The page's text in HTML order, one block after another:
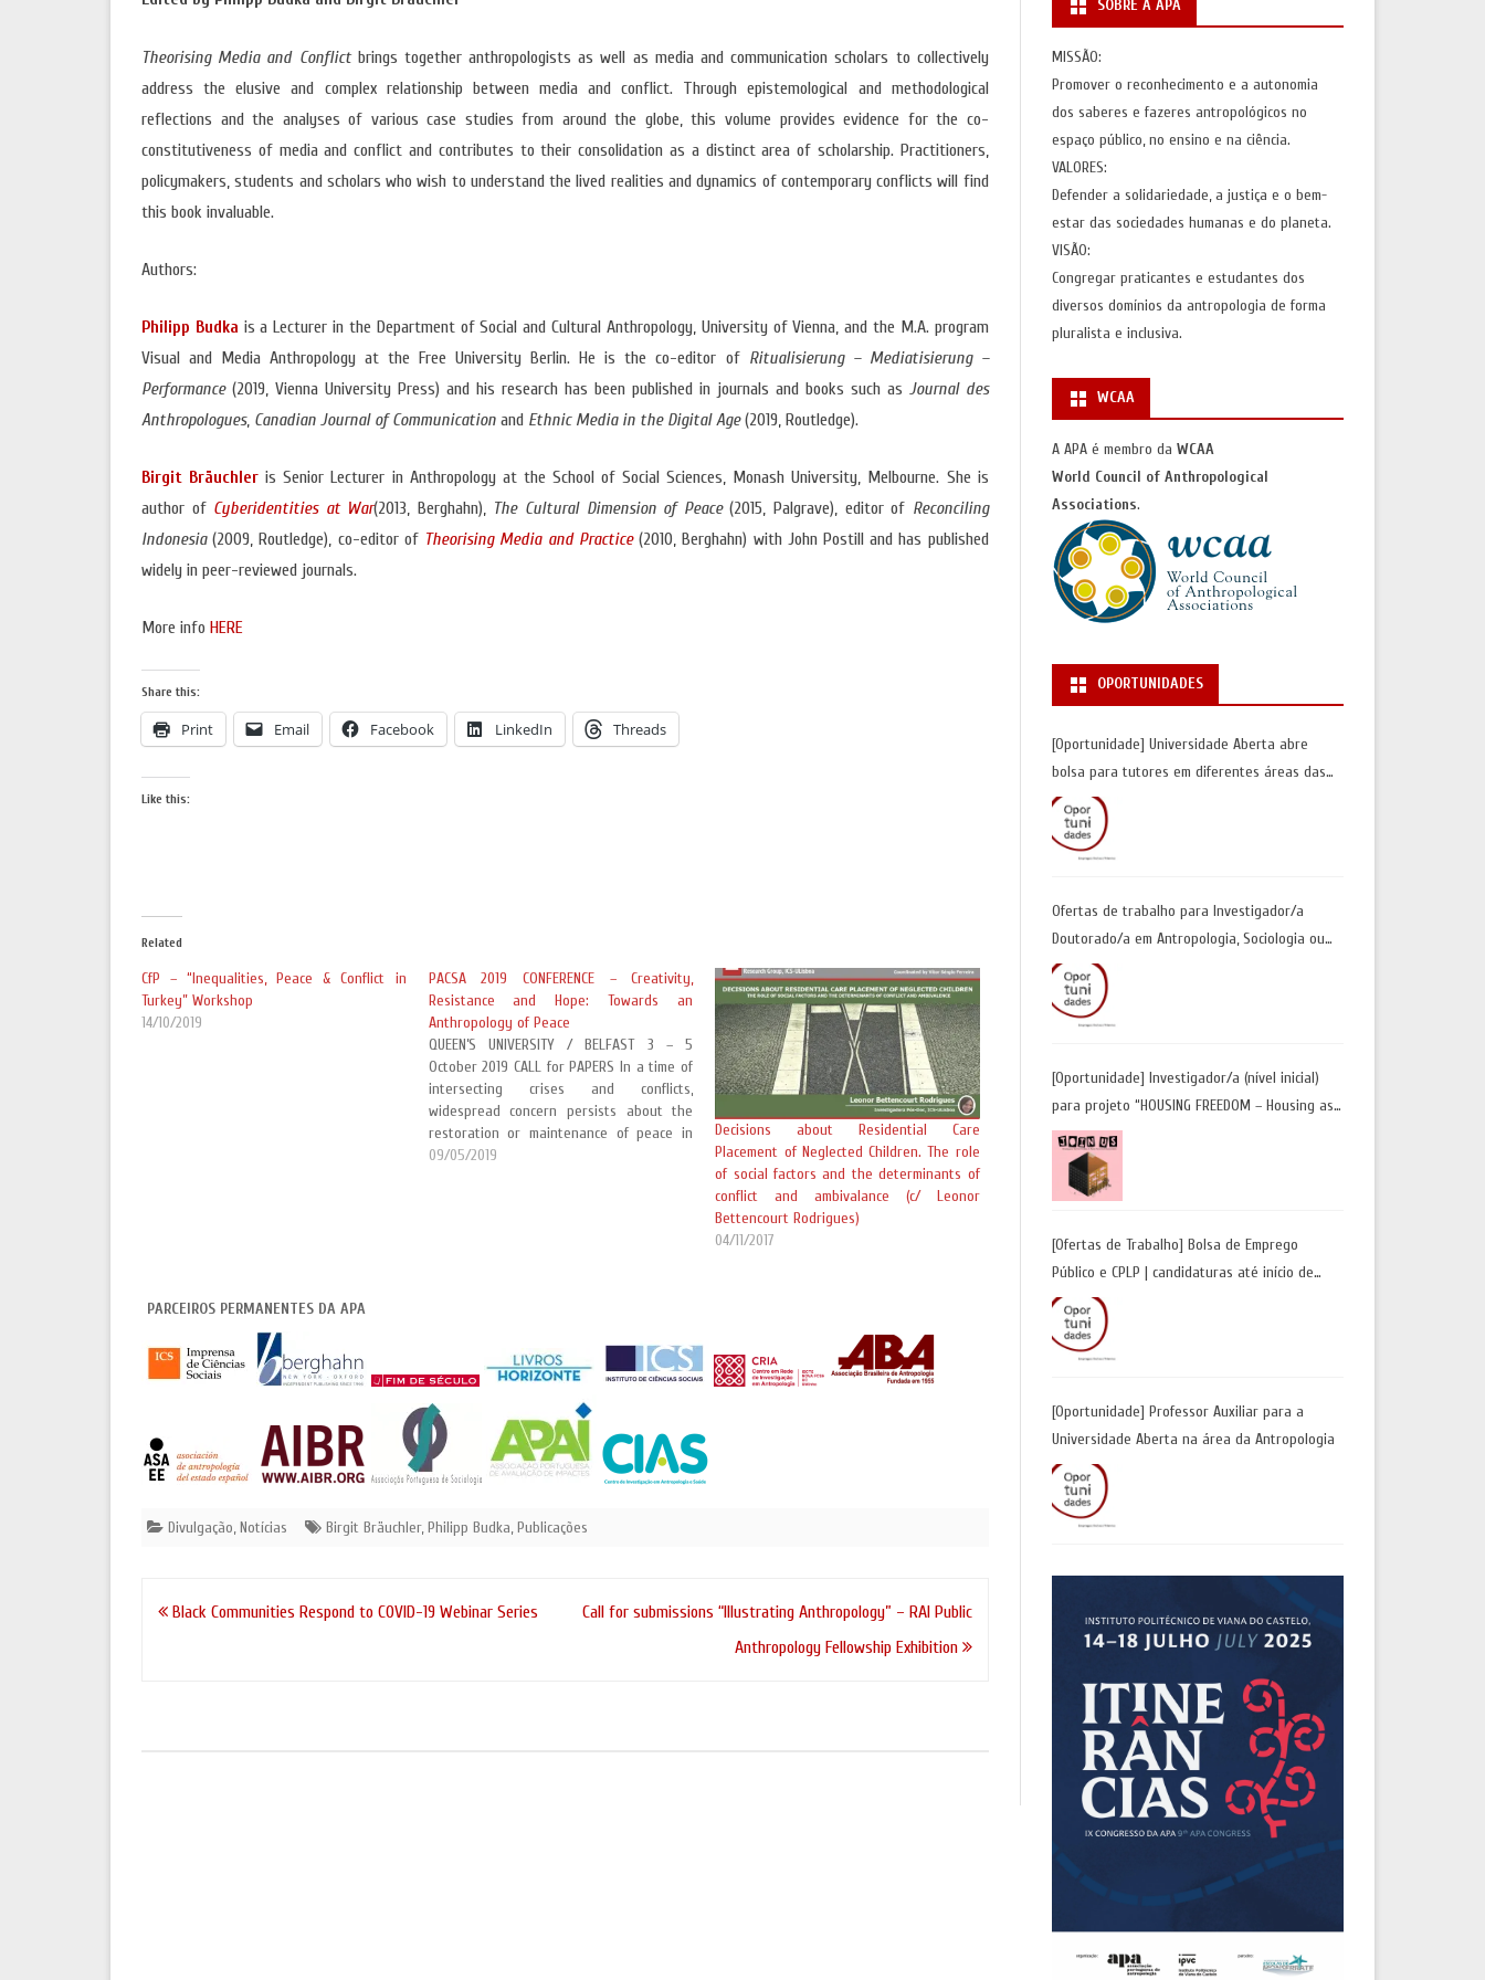
ANTROPOLOGIA
MOSTRA ANTROPOLOGIA E CINEMA
(CURSOS/FORMAÇÕES)
OUTRAS NOTÍCIAS
Theorising Media and Conflictbrings together anthropologists as well as media and communication scholars to collectively
address the elusive and complex relationship between media and conflict. Through epistemological and methodological
reflections and the analyses of various case studies from around the globe, this volume provides evidence for the co-
constitutiveness of media and conflict and contributes to their consolidation as a distinct area of scholarship. Practitioners,
policymakers, students and scholars who wish to understand the lived realities and dynamics of contemporary conflicts will find
this book invaluable.
Authors:
Philipp Budka is a Lecturer in the Department of Social and Cultural Anthropology, University of Vienna, and the M.A. program
Visual and Media Anthropology at the Free University Berlin. He is the co-editor of Ritualisierung – Mediatisierung –
Performance(2019, Vienna University Press) and his research has been published in journals and books such as Journal des
Anthropologues, Canadian Journal of Communication and Ethnic Media in the Digital Age(2019, Routledge).
Birgit Bräuchler is Senior Lecturer in Anthropology at the School of Social Sciences, Monash University, Melbourne. She is
author of Cyberidentities at War(2013, Berghahn), The Cultural Dimension of Peace(2015, Palgrave), editor of Reconciling
Indonesia(2009, Routledge), co-editor of Theorising Media and Practice(2010, Berghahn) with John Postill and has published
widely in peer-reviewed journals.
More info HERE
Share this:
Print Email Facebook LinkedIn Threads
Like this:
Related
CfP – “Inequalities, Peace & Conflict in
Turkey” Workshop
14/10/2019
PACSA 2019 CONFERENCE – Creativity,
Resistance and Hope: Towards an
Anthropology of Peace
QUEEN’S UNIVERSITY / BELFAST 3 – 5
October 2019 CALL for PAPERS In a time of
intersecting crises and conflicts,
widespread concern persists about the
restoration or maintenance of peace in
and between many societies. With the
09/05/2019
Decisions about Residential Care
Placement of Neglected Children. The role
of social factors and the determinants of
conflict and ambivalance (c/ Leonor
Bettencourt Rodrigues)
04/11/2017
PARCEIROS PERMANENTES DA APA
Divulgação,Notícias Birgit Bräuchler,Philipp Budka,Publicações
Navegação
Black Communities Respond to COVID-19 Webinar Series
Call for submissions “Illustrating Anthropology” – RAI Public
Anthropology Fellowship Exhibition
SOBRE A APA
MISSÃO:
Promover o reconhecimento e a autonomia
dos saberes e fazeres antropológicos no
espaço público, no ensino e na ciência.
VALORES:
Defender a solidariedade, a justiça e o bem-
estar das sociedades humanas e do planeta.
VISÃO:
Congregar praticantes e estudantes dos
diversos domínios da antropologia de forma
pluralista e inclusiva.
WCAA
A APA é membro da WCAA
World Council of Anthropological
Associations.
OPORTUNIDADES
[Oportunidade] Universidade Aberta abre
bolsa para tutores em diferentes áreas das
Ciências Sociais | Inscrições até 30 de junho
Ofertas de trabalho para Investigador/a
Doutorado/a em Antropologia, Sociologia ou
Geografia Humana| Universidade de Coimbra |
Candidaturas até 29 de maio 2026
[Oportunidade] Investigador/a (nível inicial)
para projeto “HOUSING FREEDOM – Housing as
a Tool for Freedom: A Future Away from
Incarceration” | até 8 de maio
[Ofertas de Trabalho] Bolsa de Emprego
Público e CPLP | candidaturas até início de
maio 2026
[Oportunidade] Professor Auxiliar para a
Universidade Aberta na área da Antropologia